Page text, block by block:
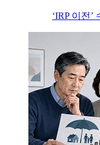
‘IRP 이전’